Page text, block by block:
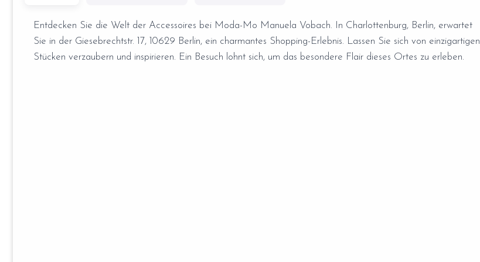
Entdecken Sie die Welt der Accessoires bei Moda-Mo Manuela Vobach. In Charlottenburg, Berlin, erwartet
Sie in der Giesebrechtstr. 17, 10629 Berlin, ein charmantes Shopping-Erlebnis. Lassen Sie sich von einzigartigen
Stücken verzaubern und inspirieren. Ein Besuch lohnt sich, um das besondere Flair dieses Ortes zu erleben.